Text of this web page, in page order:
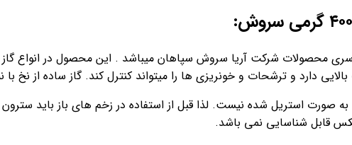
و خونریزی ها را میتواند کنترل کند. گاز ساده از نخ با نمره ۲۰ ساخته میشود و کیفیت بالایی
به صورت استریل شده نیست. لذا قبل از استفاده در زخم های باز باید
قابل شناسایی نمی باشد.